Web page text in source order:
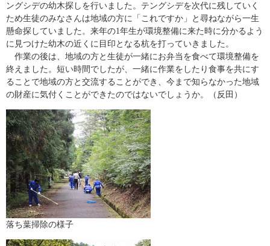
ングシデの幼木探しを行いました。テングシデを次代に残していく
ため生徒のみなさんは地域の方に「これですか」と尋ねながら一生
懸命探していました。来年の1年生が環境整備に来た時に分かるよう
に見つけた幼木の近くに目印となる杭を打っていきました。
作業の後は、地域の方と生徒が一緒にお弁当を食べて環境整備を
終えました。短い時間でしたが、一緒に作業をしたり食事を共にす
ることで地域の方と交流することができ、今まで知らなかった地域
の財産に気付くことができたのではないでしょうか。（反田）
落ち葉掃除の様子